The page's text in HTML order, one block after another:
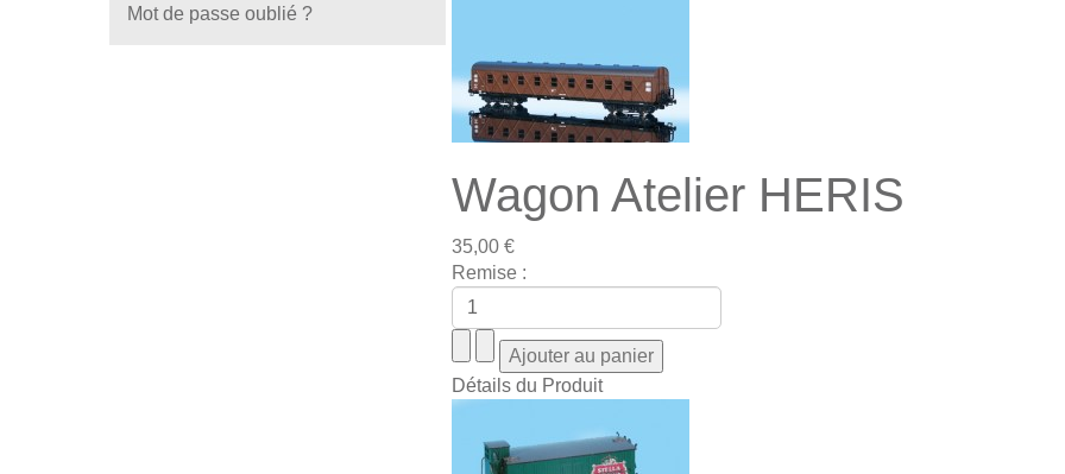
Wagon Atelier HERIS
35,00 €
Remise :
Détails du Produit
Mot de passe oublié ?